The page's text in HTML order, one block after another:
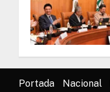
Portada Nacional